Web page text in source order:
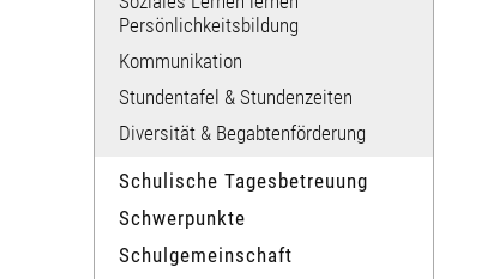
Persönlichkeitsbildung
Kommunikation​
Stundentafel & Stundenzeiten
Diversität & Begabtenförderung
Schulische Tagesbetreuung
Schwerpunkte
Schulgemeinschaft